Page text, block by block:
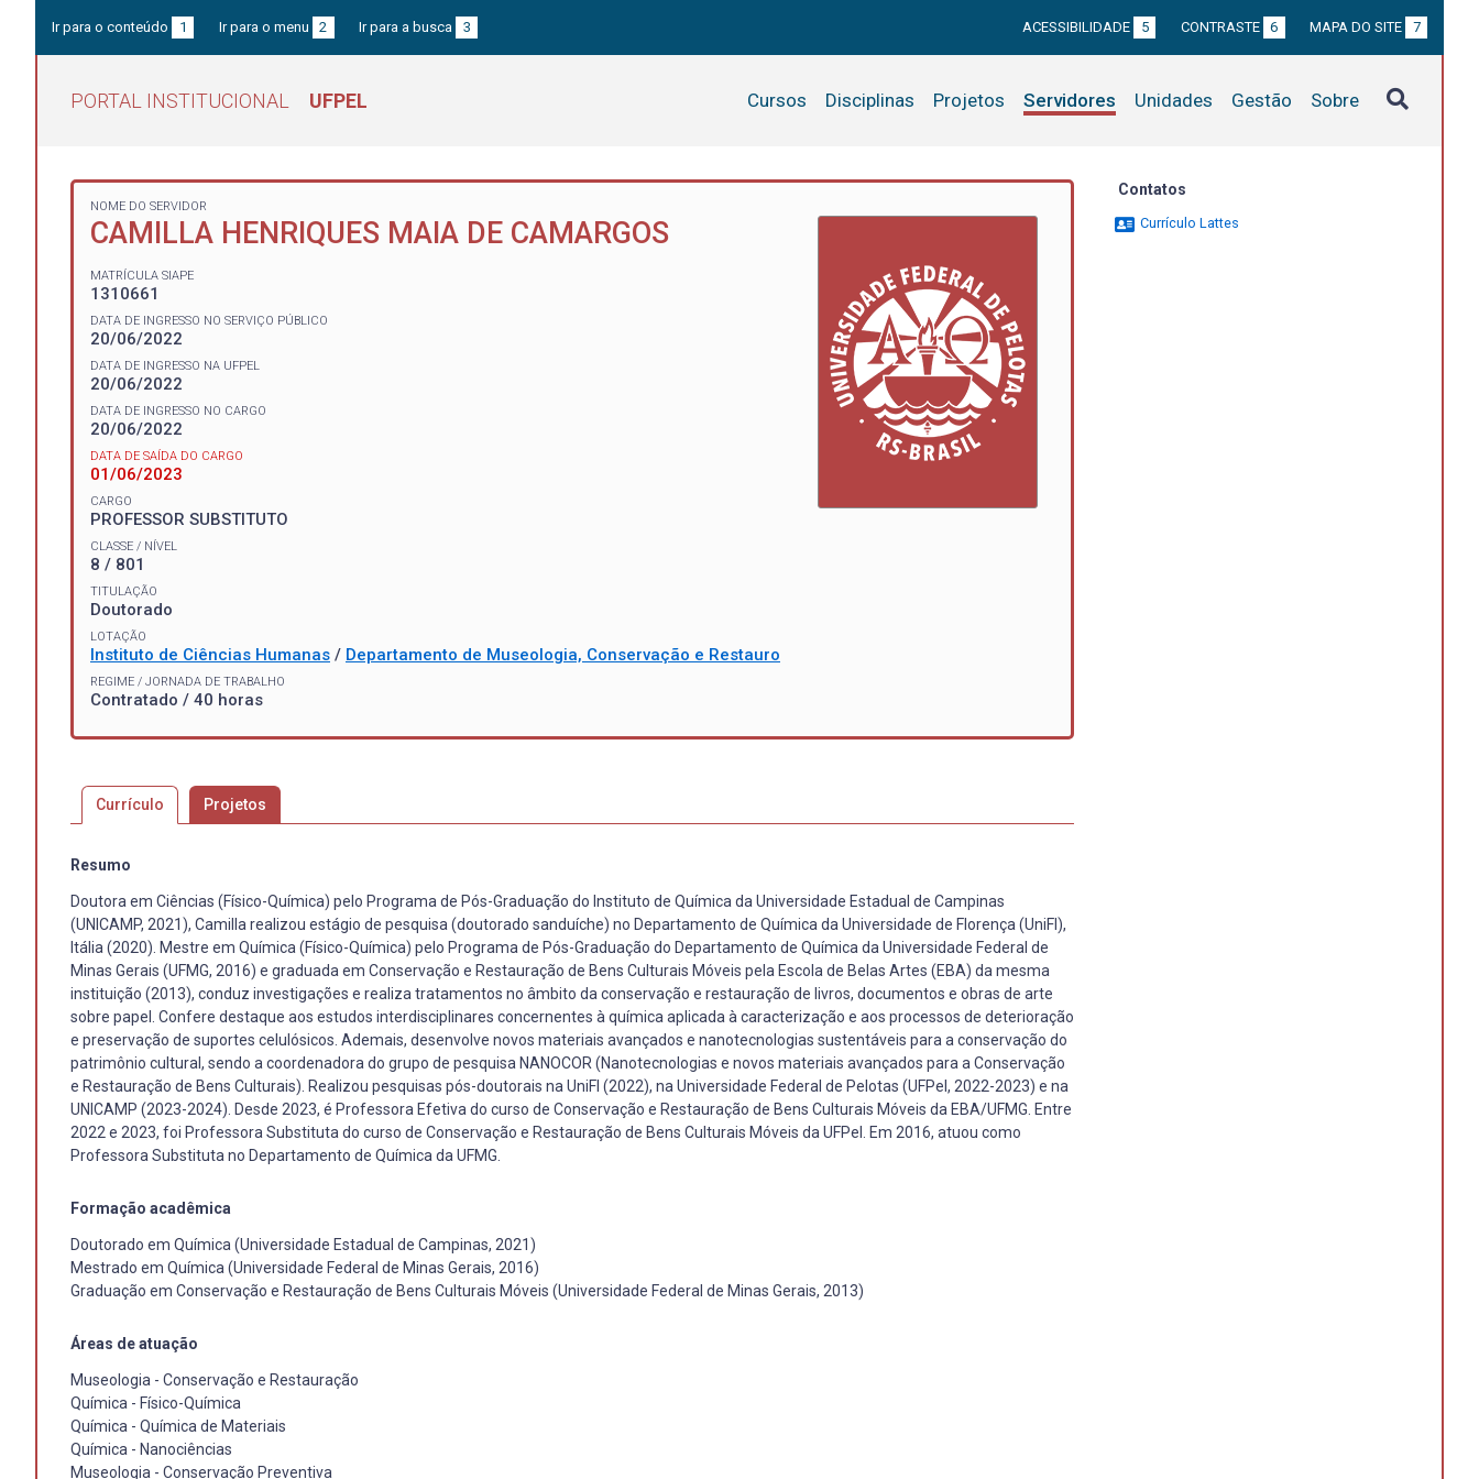
Ir para o conteúdo 1 Ir para o menu 2 Ir para a busca 3 ACESSIBILIDADE 5 CONTRASTE 6 MAPA DO SITE 7
PORTAL INSTITUCIONAL UFPEL Cursos Disciplinas Projetos Servidores Unidades Gestão Sobre
NOME DO SERVIDOR
CAMILLA HENRIQUES MAIA DE CAMARGOS
MATRÍCULA SIAPE
1310661
DATA DE INGRESSO NO SERVIÇO PÚBLICO
20/06/2022
DATA DE INGRESSO NA UFPEL
20/06/2022
DATA DE INGRESSO NO CARGO
20/06/2022
DATA DE SAÍDA DO CARGO
01/06/2023
CARGO
PROFESSOR SUBSTITUTO
CLASSE / NÍVEL
8 / 801
TITULAÇÃO
Doutorado
LOTAÇÃO
Instituto de Ciências Humanas / Departamento de Museologia, Conservação e Restauro
REGIME / JORNADA DE TRABALHO
Contratado / 40 horas
Currículo Projetos
Resumo
Doutora em Ciências (Físico-Química) pelo Programa de Pós-Graduação do Instituto de Química da Universidade Estadual de Campinas
(UNICAMP, 2021), Camilla realizou estágio de pesquisa (doutorado sanduíche) no Departamento de Química da Universidade de Florença (UniFI),
Itália (2020). Mestre em Química (Físico-Química) pelo Programa de Pós-Graduação do Departamento de Química da Universidade Federal de
Minas Gerais (UFMG, 2016) e graduada em Conservação e Restauração de Bens Culturais Móveis pela Escola de Belas Artes (EBA) da mesma
instituição (2013), conduz investigações e realiza tratamentos no âmbito da conservação e restauração de livros, documentos e obras de arte
sobre papel. Confere destaque aos estudos interdisciplinares concernentes à química aplicada à caracterização e aos processos de deterioração
e preservação de suportes celulósicos. Ademais, desenvolve novos materiais avançados e nanotecnologias sustentáveis para a conservação do
patrimônio cultural, sendo a coordenadora do grupo de pesquisa NANOCOR (Nanotecnologias e novos materiais avançados para a Conservação
e Restauração de Bens Culturais). Realizou pesquisas pós-doutorais na UniFI (2022), na Universidade Federal de Pelotas (UFPel, 2022-2023) e na
UNICAMP (2023-2024). Desde 2023, é Professora Efetiva do curso de Conservação e Restauração de Bens Culturais Móveis da EBA/UFMG. Entre
2022 e 2023, foi Professora Substituta do curso de Conservação e Restauração de Bens Culturais Móveis da UFPel. Em 2016, atuou como
Professora Substituta no Departamento de Química da UFMG.
Formação acadêmica
Doutorado em Química (Universidade Estadual de Campinas, 2021)
Mestrado em Química (Universidade Federal de Minas Gerais, 2016)
Graduação em Conservação e Restauração de Bens Culturais Móveis (Universidade Federal de Minas Gerais, 2013)
Áreas de atuação
Museologia - Conservação e Restauração
Química - Físico-Química
Química - Química de Materiais
Química - Nanociências
Museologia - Conservação Preventiva
Contatos
Currículo Lattes